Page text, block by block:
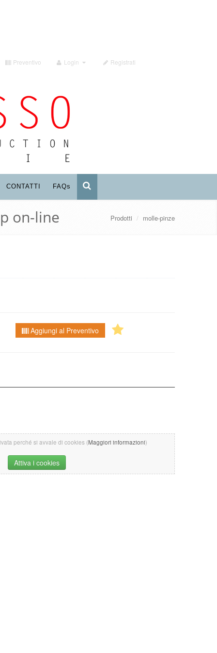
Preventivo Login Registrati
CONTATTI FAQs
on-line Prodotti / molle-pinze
Aggiungi al Preventivo
perché si avvale di cookies (Maggiori informazioni)
Attiva i cookies